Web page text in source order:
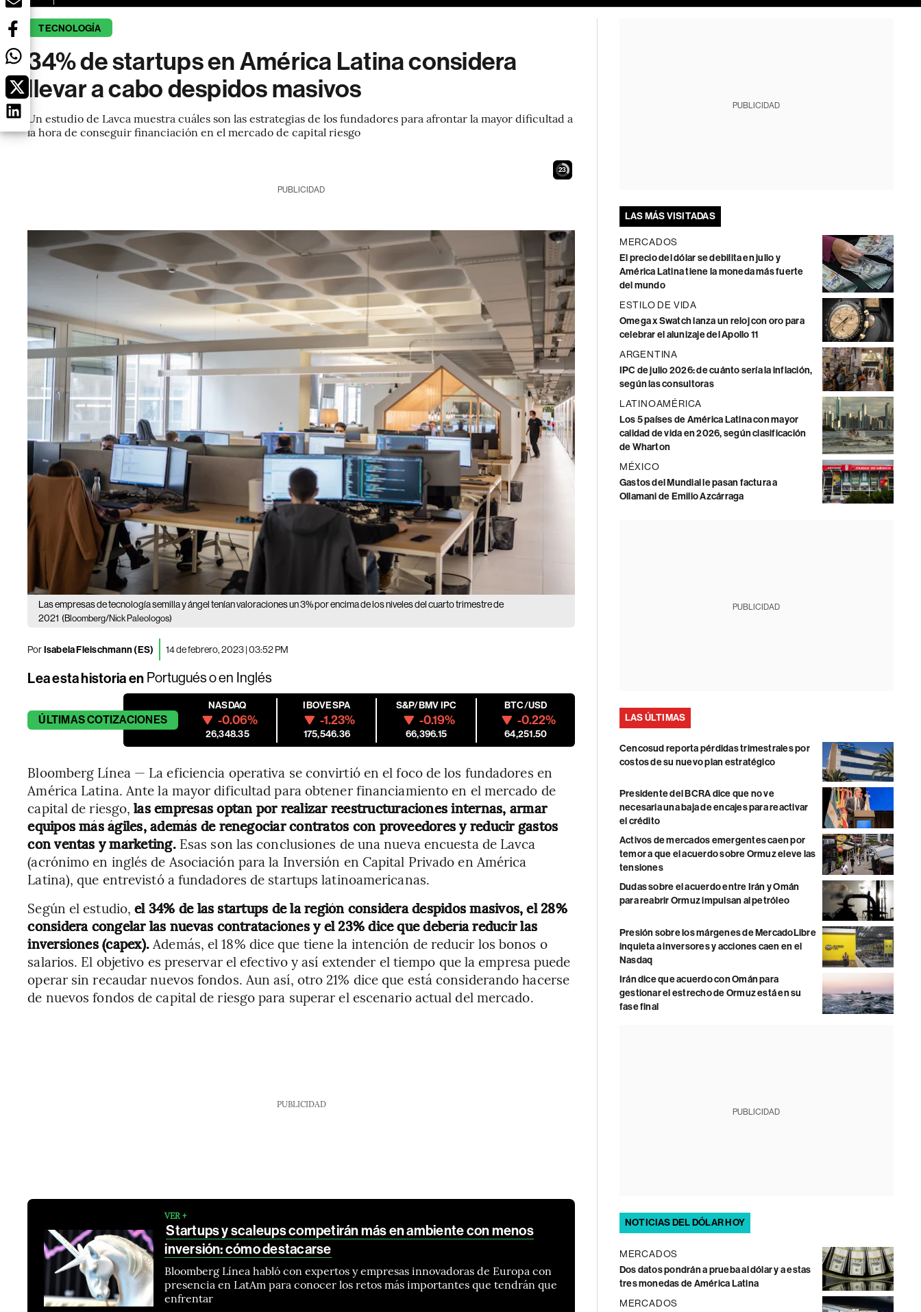
TECNOLOGÍA
34% de startups en América Latina considera
llevar a cabo despidos masivos
Un estudio de Lavca muestra cuáles son las estrategias de los fundadores para afrontar la mayor dificultad a
la hora de conseguir financiación en el mercado de capital riesgo
22
PUBLICIDAD
Las empresas de tecnología semilla y ángel tenían valoraciones un 3% por encima de los niveles del cuarto trimestre de
2021 (Bloomberg/Nick Paleologos)
PorIsabela Fleischmann (ES) 14 de febrero, 2023 | 03:52 PM
Lea esta historia en Portuguéso en Inglés
ÚLTIMASCOTIZACIONES
NASDAQ
-0.06%
26,348.35
IBOVESPA
-1.23%
175,546.36
S&P/BMV IPC
-0.19%
66,396.15
BTC/USD
-0.22%
64,251.50
Bloomberg Línea — La eficiencia operativa se convirtió en el foco de los fundadores en
América Latina. Ante la mayor dificultad para obtener financiamiento en el mercado de
capital de riesgo,las empresas optan por realizar reestructuraciones internas, armar
equipos más ágiles, además de renegociar contratos con proveedores y reducir gastos
con ventas y marketing.Esas son las conclusiones de una nueva encuesta de Lavca
(acrónimo en inglés de Asociación para la Inversión en Capital Privado en América
Latina), que entrevistó a fundadores de startups latinoamericanas.
Según el estudio,el 34% de las startups de la región considera despidos masivos, el 28%
considera congelar las nuevas contrataciones y el 23% dice que debería reducir las
inversiones (capex). Además, el 18% dice que tiene la intención de reducir los bonos o
salarios. El objetivo es preservar el efectivo y así extender el tiempo que la empresa puede
operar sin recaudar nuevos fondos. Aun así, otro 21% dice que está considerando hacerse
de nuevos fondos de capital de riesgo para superar el escenario actual del mercado.
PUBLICIDAD
VER +
Startups y scaleups competirán más en ambiente con menos
inversión: cómo destacarse
Bloomberg Línea habló con expertos y empresas innovadoras de Europa con
presencia en LatAm para conocer los retos más importantes que tendrán que
enfrentar
PUBLICIDAD
LAS MÁS VISITADAS
MERCADOS
El precio del dólar se debilita en julio y
América Latina tiene la moneda más fuerte
del mundo
ESTILO DE VIDA
Omega x Swatch lanza un reloj con oro para
celebrar el alunizaje del Apollo 11
ARGENTINA
IPC de julio 2026: de cuánto sería la inflación,
según las consultoras
LATINOAMÉRICA
Los 5 países de América Latina con mayor
calidad de vida en 2026, según clasificación
de Wharton
MÉXICO
Gastos del Mundial le pasan factura a
Ollamani de Emilio Azcárraga
PUBLICIDAD
LAS ÚLTIMAS
Cencosud reporta pérdidas trimestrales por
costos de su nuevo plan estratégico
Presidente del BCRA dice que no ve
necesaria una baja de encajes para reactivar
el crédito
Activos de mercados emergentes caen por
temor a que el acuerdo sobre Ormuz eleve las
tensiones
Dudas sobre el acuerdo entre Irán y Omán
para reabrir Ormuz impulsan al petróleo
Presión sobre los márgenes de MercadoLibre
inquieta a inversores y acciones caen en el
Nasdaq
Irán dice que acuerdo con Omán para
gestionar el estrecho de Ormuz está en su
fase final
PUBLICIDAD
NOTICIAS DEL DÓLAR HOY
MERCADOS
Dos datos pondrán a prueba al dólar y a estas
tres monedas de América Latina
MERCADOS